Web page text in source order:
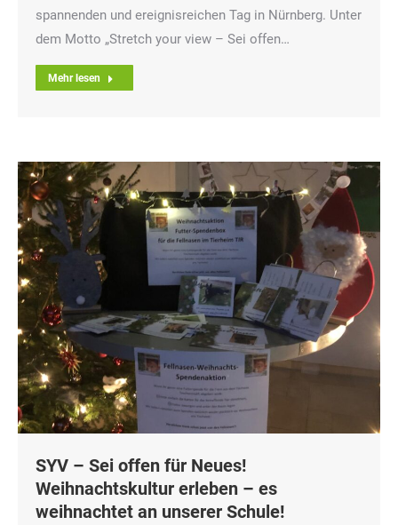
spannenden und ereignisreichen Tag in Nürnberg. Unter
dem Motto „Stretch your view – Sei offen…
Mehr lesen
SYV – Sei offen für Neues!
Weihnachtskultur erleben – es
weihnachtet an unserer Schule!